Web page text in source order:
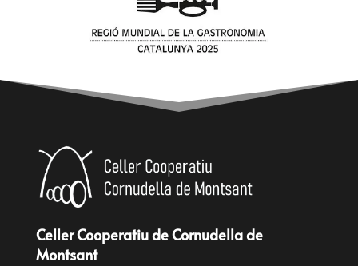
Celler Cooperatiu de Cornudella de
Montsant